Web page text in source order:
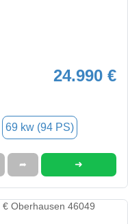
24.990 €
69 kw (94 PS)
➦ ➜